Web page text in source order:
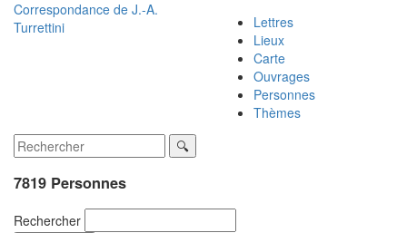
Correspondance de J.-A.
Turrettini
Lettres
Lieux
Carte
Ouvrages
Personnes
Thèmes
7819 Personnes
Rechercher